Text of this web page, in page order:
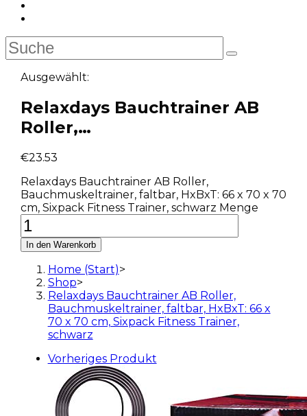
Ausgewählt:
Relaxdays Bauchtrainer AB
Roller,…
€23.53
Relaxdays Bauchtrainer AB Roller,
Bauchmuskeltrainer, faltbar, HxBxT: 66 x 70 x 70
cm, Sixpack Fitness Trainer, schwarz Menge
In den Warenkorb
Home (Start)>
Shop>
Relaxdays Bauchtrainer AB Roller,
Bauchmuskeltrainer, faltbar, HxBxT: 66 x
70 x 70 cm, Sixpack Fitness Trainer,
schwarz
Vorheriges Produkt